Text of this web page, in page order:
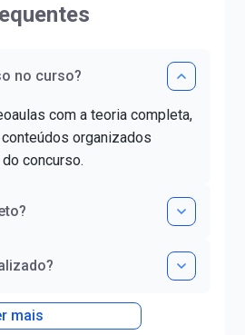
em
Obteve
no curso?
com a teoria completa,
organizados
concurso.
mais